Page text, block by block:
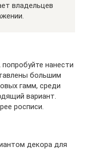
владельцев
нанести
большим
гамм, среди
вариант.
росписи.
декора для